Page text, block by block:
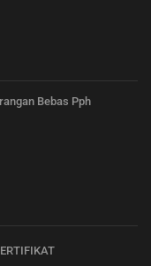
Bebas Pph